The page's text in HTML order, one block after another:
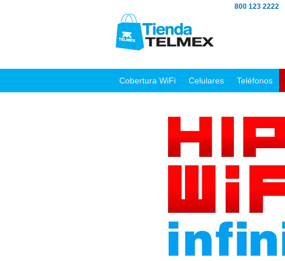
800 123 2222
Cobertura WiFi Celulares Teléfonos